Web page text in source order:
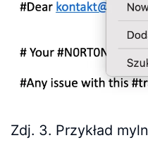
Zdj. 3. Przykład